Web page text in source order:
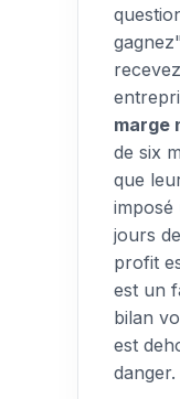
marge
de six
que
imposé
jours
profit
est un
bilan
est
danger.